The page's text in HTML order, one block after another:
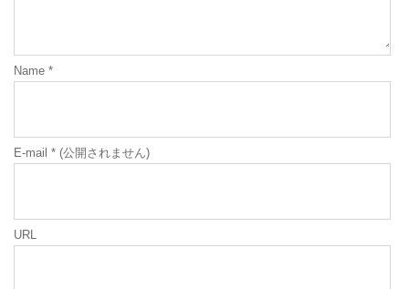
Name *
E-mail * (公開されません)
URL